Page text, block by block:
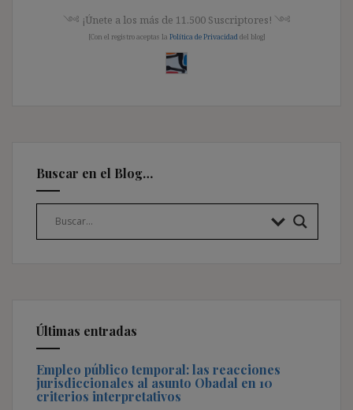
༺ ¡Únete a los más de 11.500 Suscriptores! ༺
[Con el registro aceptas la Política de Privacidad del blog]
Buscar en el Blog…
Últimas entradas
Empleo público temporal: las reacciones
jurisdiccionales al asunto Obadal en 10
criterios interpretativos